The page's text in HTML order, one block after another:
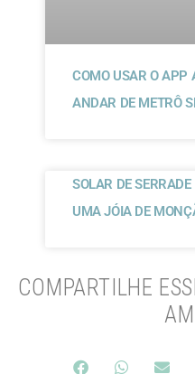
COMO USAR O APP
ANDAR DE METRÔ
SOLAR DE
UMA JÓIA DE
COMPARTILHE